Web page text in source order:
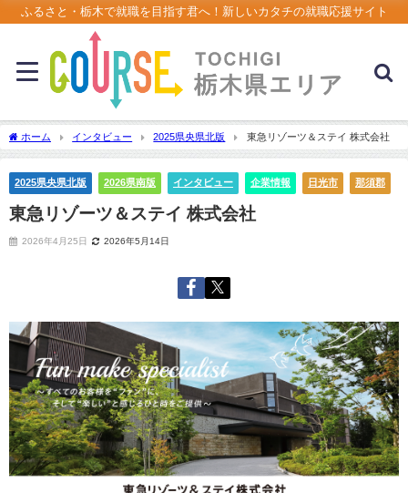
ふるさと・栃木で就職を目指す君へ！新しいカタチの就職応援サイト
ホーム インタビュー 2025県央県北版 東急リゾーツ＆ステイ 株式会社
2025県央県北版 2026県南版 インタビュー 企業情報 日光市 那須郡
東急リゾーツ＆ステイ 株式会社
2026年4月25日 2026年5月14日